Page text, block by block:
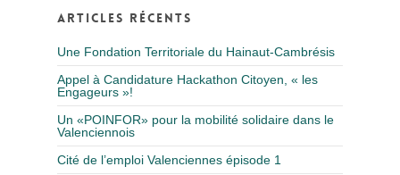
Articles récents
Une Fondation Territoriale du Hainaut-Cambrésis
Appel à Candidature Hackathon Citoyen, « les
Engageurs »!
Un «POINFOR» pour la mobilité solidaire dans le
Valenciennois
Cité de l’emploi Valenciennes épisode 1